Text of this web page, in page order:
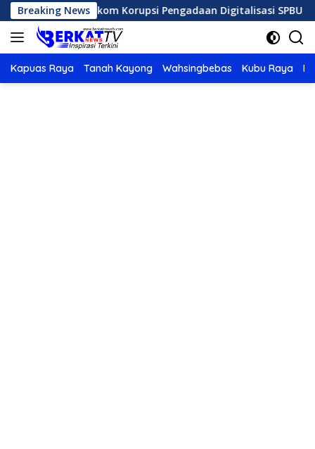
Langsung
ke
konten
Breaking News
Telkom Korupsi Pengadaan Digitalisasi SPBU Pertamina
Kapuas Raya Tanah Kayong Wahsingbebas Kubu Raya